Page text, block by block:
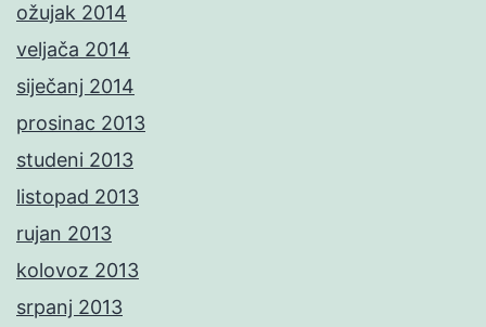
ožujak 2014
veljača 2014
siječanj 2014
prosinac 2013
studeni 2013
listopad 2013
rujan 2013
kolovoz 2013
srpanj 2013